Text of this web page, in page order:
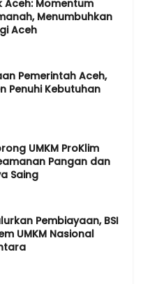
Aceh: Momentum
Menumbuhkan
Aceh
Pemerintah Aceh,
Penuhi Kebutuhan
UMKM ProKlim
Pangan dan
Saing
Pembiayaan, BSI
UMKM Nasional